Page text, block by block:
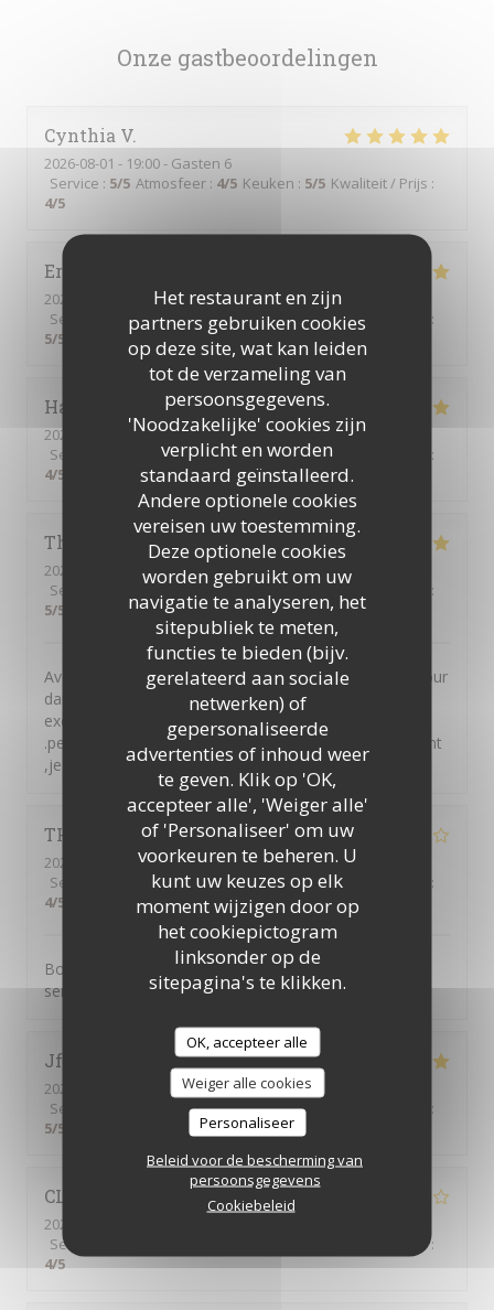
Het restaurant en zijn
partners gebruiken cookies
op deze site, wat kan leiden
tot de verzameling van
persoonsgegevens.
'Noodzakelijke' cookies zijn
verplicht en worden
standaard geïnstalleerd.
Andere optionele cookies
vereisen uw toestemming.
Deze optionele cookies
worden gebruikt om uw
navigatie te analyseren, het
sitepubliek te meten,
functies te bieden (bijv.
gerelateerd aan sociale
netwerken) of
gepersonaliseerde
advertenties of inhoud weer
te geven. Klik op 'OK,
accepteer alle', 'Weiger alle'
of 'Personaliseer' om uw
voorkeuren te beheren. U
kunt uw keuzes op elk
moment wijzigen door op
het cookiepictogram
linksonder op de
sitepagina's te klikken.
OK, accepteer alle
Weiger alle cookies
Personaliseer
Beleid voor de bescherming van
persoonsgegevens
Cookiebeleid
Onze gastbeoordelingen
Cynthia V
2026-08-01 - 19:00 - Gasten 6
Service : 5/5 Atmosfeer : 4/5 Keuken : 5/5 Kwaliteit / Prijs :
4/5
Eric
2026-08-03
- 19:00 - Gasten 3
Service
/5 Atmosfeer :5/5 Keuken: 5/5 Kwaliteit / Prijs
:
5/5
Hakan
2026-07-31
- 12:00 - Gasten 2
Service
Atmosfeer:5/5 Keuken:5/5 Kwaliteit / Prijs
:
4/5
Thierry
2026-08-01
- 12:00 - Gasten 4
Service
Atmosfeer: 5/5 Keuken :5/5 Kwaliteit / Prijs
:
5/5
Avos mangé a midi dans votre auberge suite a un séjour
dans votre région et nous n'avons pas été déçu. Plats
excellent tant par le goût que par la générosité
.personnel très accueillant et avenant envers leurs client
,je ne peux que recommander
THIERRY W
2026-08-01
- 19:30 - Gasten 2
Service
Atmosfeer:4 /5 Keuken: 4 /5 Kwaliteit / Prijs
:
4/5
Bonne cuisine traditionnelle, bon rapport qualité prix ,
service rapide , bien placé avec mon chien .
Jf
2026-08-02
- 20:00 - Gasten 5
Service
Atmosfeer:4/5 Keuken:5
:
5/5
CLAUDE
2026-08-02
Service
Kwaliteit / Prijs:
4/5